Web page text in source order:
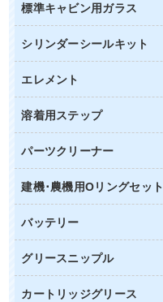
標準キャビン用ガラス
シリンダーシールキット
エレメント
溶着用ステップ
パーツクリーナー
建機･農機用Oリングセット
バッテリー
グリースニップル
カートリッジグリース